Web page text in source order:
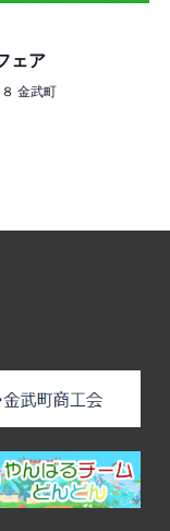
ェア
金武町